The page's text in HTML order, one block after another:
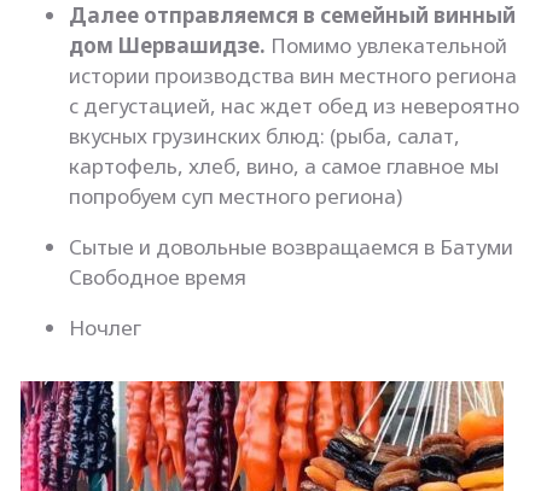
Далее отправляемся в семейный винный
дом Шервашидзе. Помимо увлекательной
истории производства вин местного региона
с дегустацией, нас ждет обед из невероятно
вкусных грузинских блюд: (рыба, салат,
картофель, хлеб, вино, а самое главное мы
попробуем суп местного региона)
Сытые и довольные возвращаемся в Батуми
Свободное время
Ночлег